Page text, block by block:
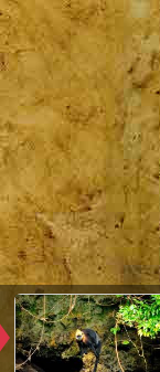
Ethologie | Primatologie |
WARUM LANGUREN
TRINKEN